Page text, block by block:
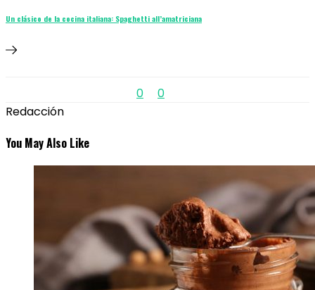
Un clásico de la cocina italiana: Spaghetti all’amatriciana
0
0
Redacción
You May Also Like